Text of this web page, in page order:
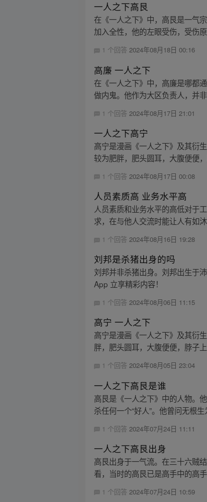
一人之下高艮
在《一人之下》中，高艮是一气
加入全性，他的左眼受伤，受伤
1 个回答2024年08月18日 00:16
高廉 一人之下
在《一人之下》中，高廉是哪都
做内鬼。他作为大区负责人，并
1 个回答 2024年08月17日 21:01
一人之下高宁
高宁是漫画《一人之下》及其衍
较为肥胖，肥头圆耳，大腹便便
1 个回答 2024年08月17日 00:08
人员素质高 业务水平高
人员素质和业务水平的高低对于
求，在与他人交流时能让人有如
1 个回答2024年08月16日 19:28
刘邦是杀猪出身的吗
刘邦并非杀猪出身。刘邦出生于
App 立享精彩内容！
1 个回答2024年08月06日 11:15
高宁 一人之下
高宁是漫画《一人之下》及其衍
胖，肥头圆耳，大腹便便，脖子
1 个回答2024年08月05日 23:04
一人之下高艮是谁
高艮是《一人之下》中的人物。
杀任何一个“好人”。他曾问无根
1 个回答 2024年07月24日 11:11
一人之下高艮出身
高艮出身于一气流。在三十六贼
看，当时的高艮已是高手中的高
1 个回答 2024年07月24日 10:59